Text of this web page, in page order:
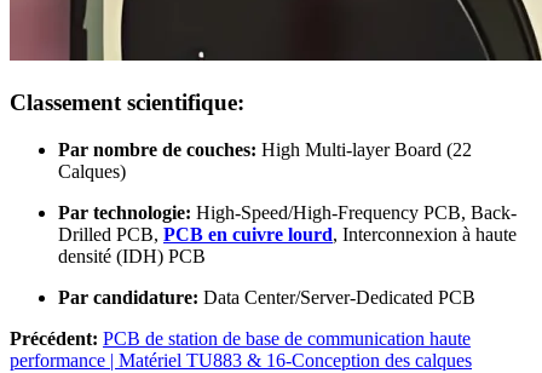
Classement scientifique:
Par nombre de couches: High Multi-layer Board (22
Calques)
Par technologie: High-Speed/High-Frequency PCB, Back-
Drilled PCB, PCB en cuivre lourd, Interconnexion à haute
densité (IDH) PCB
Par candidature: Data Center/Server-Dedicated PCB
Précédent: PCB de station de base de communication haute
performance | Matériel TU883 & 16-Conception des calques